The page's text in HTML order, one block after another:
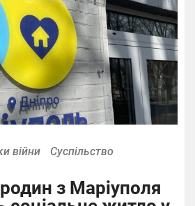
війни Суспільство
з Маріуполя